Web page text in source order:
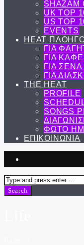
SHAZAM
UK TOP
US TOP
EVENTS
ΗΕΑΤ
ΓΙΑ
ΓΙΑ
ΓΙΑ ΣΕΝΑ
ΓΙΑ
THE HEAT
PROFILE
SONGS
ΦΩΤΟ
ΕΠΙΚΟΙΝΩΝΙΑ